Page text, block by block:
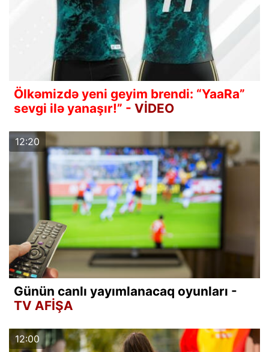
Ölkəmizdə yeni geyim brendi: “YaaRa”
sevgi ilə yanaşır!” - VİDEO
12:20
Günün canlı yayımlanacaq oyunları -
TV AFİŞA
12:00